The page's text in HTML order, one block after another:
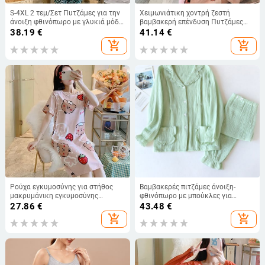
S-4XL 2 τεμ/Σετ Πυτζάμες για την
άνοιξη φθινόπωρο με γλυκιά μόδα
Έγκυες γυναίκες που θηλάζουν
Εγκυμοσύνη Μαλακές νυχτερινές
πιτζάμες
38.19 €
add_shopping_cart
Χειμωνιάτικη χοντρή ζεστή
βαμβακερή επένδυση Πυτζάμες
νοσηλευτικής εγκυμοσύνης Ρούχα
για έγκυες γυναίκες Σαλόνι ύπνου
εγκυμοσύνης Ρούχα σπιτιού
41.14€
add_shopping_cart
Ρούχα εγκυμοσύνης για στήθος
μακρυμάνικη εγκυμοσύνης
χειμερινές πιτζάμες νοσηλευτικής
27.86 €
add_shopping_cart
Βαμβακερές πιτζάμες άνοιξη-
φθινόπωρο με μπούκλες για
εγκύους
43.48 €
add_shopping_cart